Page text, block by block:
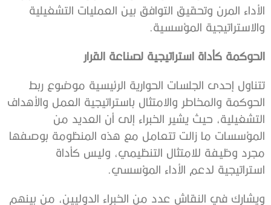
الأداء المرن وتحقيق التوافق بين العمليات التشغيلية
والاستراتيجية المؤسسية.
الحوكمة كأداة استراتيجية لصناعة القرار
تتناول إحدى الجلسات الحوارية الرئيسية موضوع ربط
الحوكمة والمخاطر والامتثال باستراتيجية العمل والأهداف
التشغيلية، حيث يشير الخبراء إلى أن العديد من
المؤسسات ما زالت تتعامل مع هذه المنظومة بوصفها
مجرد وظيفة للامتثال التنظيمي، وليس كأداة
استراتيجية لدعم الأداء المؤسسي.
ويشارك في النقاش عدد من الخبراء الدوليين، من بينهم